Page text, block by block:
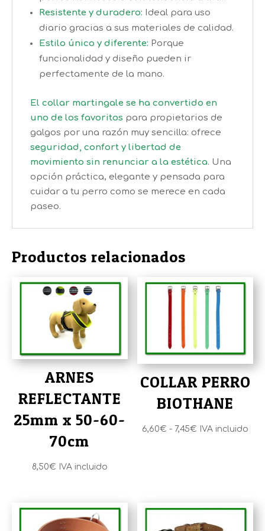
Resistente y duradero: Ideal para uso
diario gracias a sus materiales de calidad.
Estilo único y diferente: Porque
funcionalidad y diseño pueden ir
perfectamente de la mano.
El collar martingale se ha convertido en
uno de los favoritos para propietarios de
galgos por una razón muy sencilla: ofrece
seguridad, confort y libertad de
movimiento sin renunciar a la estética. Una
opción práctica, elegante y pensada para
cuidar a tu perro como se merece en cada
paseo.
Productos relacionados
ARNES
REFLECTANTE
25mm x 50-60-
70cm
8,50€ IVA incluido
COLLAR PERRO
BIOTHANE
6,60€ - 7,45€ Rango
hasta
7,45€
IVA incluido